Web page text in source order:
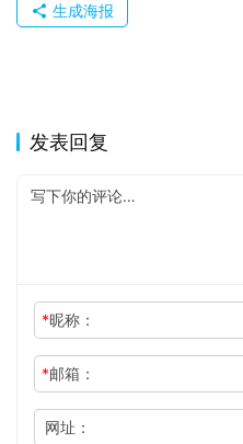
生成海报
发表回复
*昵称：
*邮箱：
网址：